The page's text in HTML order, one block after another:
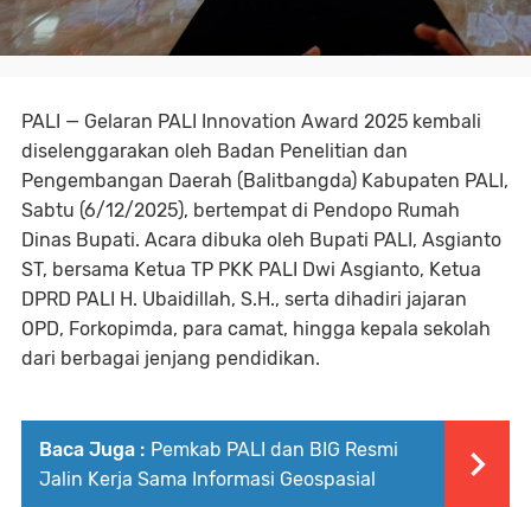
PALI — Gelaran PALI Innovation Award 2025 kembali
diselenggarakan oleh Badan Penelitian dan
Pengembangan Daerah (Balitbangda) Kabupaten PALI,
Sabtu (6/12/2025), bertempat di Pendopo Rumah
Dinas Bupati. Acara dibuka oleh Bupati PALI, Asgianto
ST, bersama Ketua TP PKK PALI Dwi Asgianto, Ketua
DPRD PALI H. Ubaidillah, S.H., serta dihadiri jajaran
OPD, Forkopimda, para camat, hingga kepala sekolah
dari berbagai jenjang pendidikan.
Baca Juga : Pemkab PALI dan BIG Resmi
Jalin Kerja Sama Informasi Geospasial